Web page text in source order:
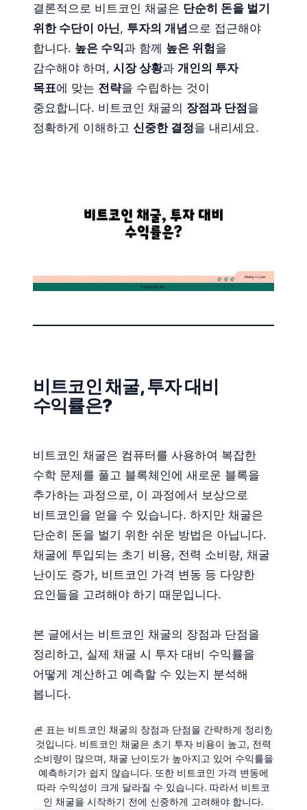
결론적으로 비트코인 채굴은 단순히 돈을 벌기
위한 수단이 아닌, 투자의 개념 으로 접근해야
합니다. 높은 수익과 함께 높은 위험을
감수해야 하며, 시장 상황과 개인의 투자
목표에 맞는 전략을 수립하는 것이
중요합니다. 비트코인 채굴의 장점과 단점을
정확하게 이해하고 신중한 결정을 내리세요.
비트코인 채굴, 투자 대비
수익률은?
비트코인 채굴은 컴퓨터를 사용하여 복잡한
수학 문제를 풀고 블록체인에 새로운 블록을
추가하는 과정으로, 이 과정에서 보상으로
비트코인을 얻을 수 있습니다. 하지만 채굴은
단순히 돈을 벌기 위한 쉬운 방법은 아닙니다.
채굴에 투입되는 초기 비용, 전력 소비량, 채굴
난이도 증가, 비트코인 가격 변동 등 다양한
요인들을 고려해야 하기 때문입니다.
본 글에서는 비트코인 채굴의 장점과 단점을
정리하고, 실제 채굴 시 투자 대비 수익률을
어떻게 계산하고 예측할 수 있는지 분석해
봅니다.
본 표는 비트코인 채굴의 장점과 단점을 간략하게 정리한
것입니다. 비트코인 채굴은 초기 투자 비용이 높고, 전력
소비량이 많으며, 채굴 난이도가 높아지고 있어 수익률을
예측하기가 쉽지 않습니다. 또한 비트코인 가격 변동에
따라 수익성이 크게 달라질 수 있습니다. 따라서 비트코
인 채굴을 시작하기 전에 신중하게 고려해야 합니다.